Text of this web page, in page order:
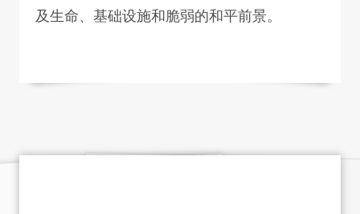
及生命、基础设施和脆弱的和平前景。